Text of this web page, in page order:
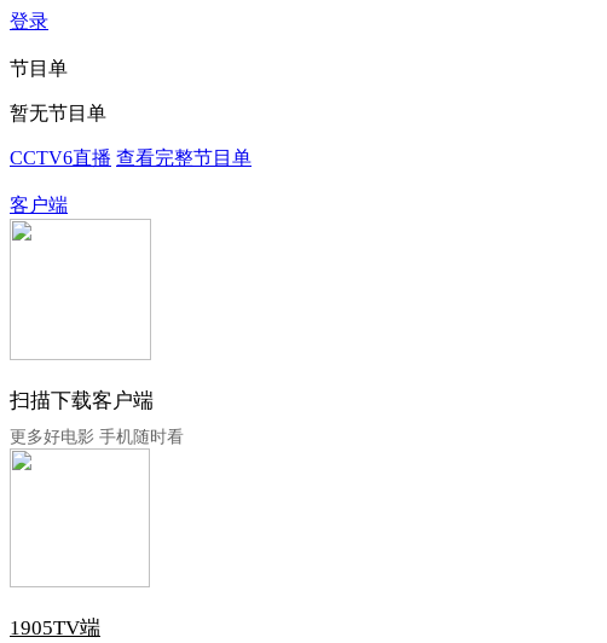
登录
节目单
暂无节目单
CCTV6直播 查看完整节目单
客户端
扫描下载客户端
更多好电影 手机随时看
1905TV端